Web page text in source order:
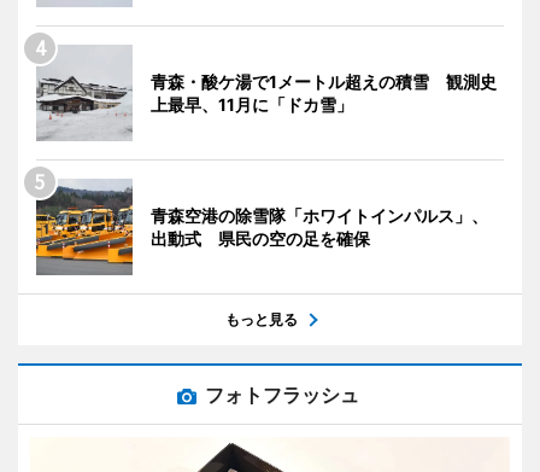
青森・酸ケ湯で1メートル超えの積雪 観測史
上最早、11月に「ドカ雪」
青森空港の除雪隊「ホワイトインパルス」、
出動式 県民の空の足を確保
もっと見る
フォトフラッシュ